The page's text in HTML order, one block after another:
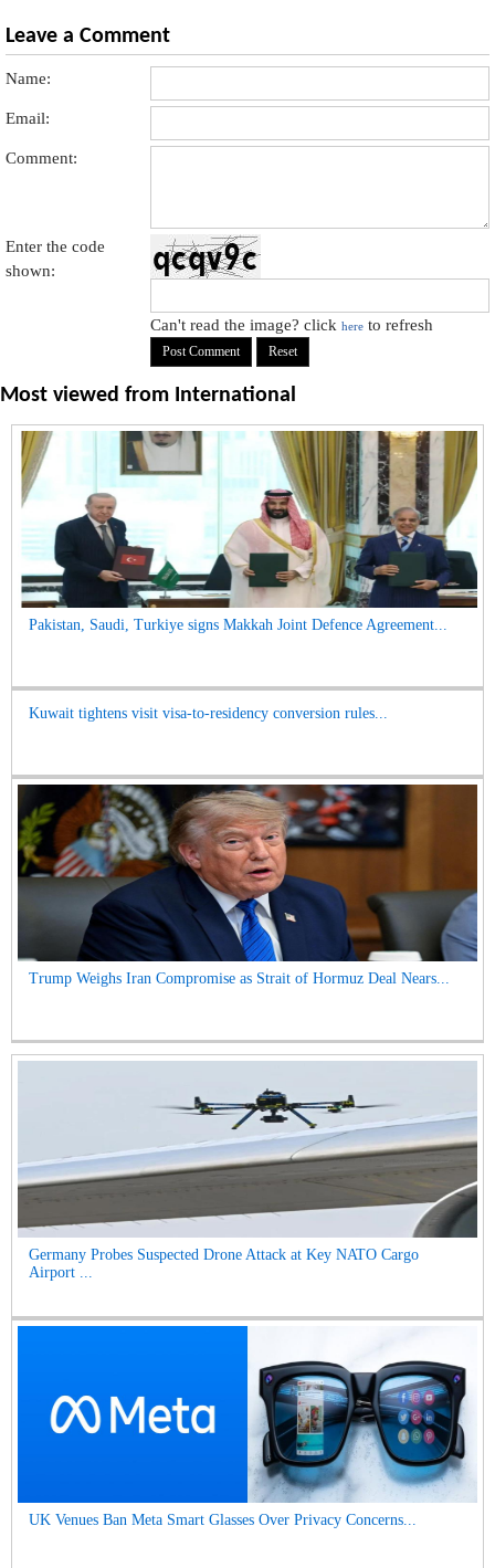
Leave a Comment
Name:
Email:
Comment:
Enter the code
shown:
Can't read the image? clickhere to refresh
Most viewed from International
Pakistan, Saudi, Turkiye signs Makkah Joint Defence Agreement...
Kuwait tightens visit visa-to-residency conversion rules...
Trump Weighs Iran Compromise as Strait of Hormuz Deal Nears...
Germany Probes Suspected Drone Attack at Key NATO Cargo
Airport ...
UK Venues Ban Meta Smart Glasses Over Privacy Concerns...